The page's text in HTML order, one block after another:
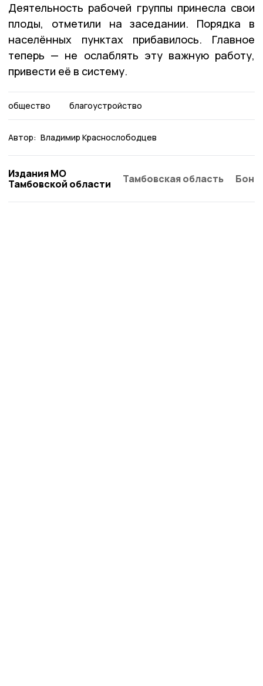
Деятельность рабочей группы принесла свои
плоды, отметили на заседании. Порядка в
населённых пунктах прибавилось. Главное
теперь — не ослаблять эту важную работу,
привести её в систему.
общество благоустройство
Автор: Владимир Краснослободцев
Издания МО
Тамбовской области
Тамбовская область